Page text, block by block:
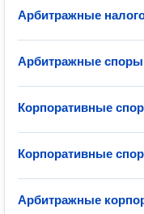
Арбитражные
Арбитражные споры
Корпоративные
Корпоративные
Арбитражные